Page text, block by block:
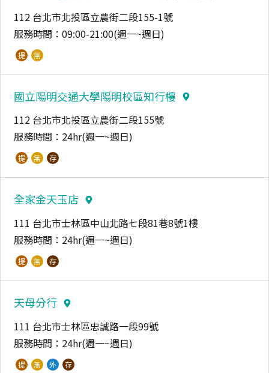
112 台北市北投區立農街二段155-1號
服務時間： 09:00-21:00(週一~週日)
提 無
國立陽明交通大學陽明校區知行樓
112 台北市北投區立農街二段155號
服務時間： 24hr(週一~週日)
提 無 存
全家金天玉店
111 台北市士林區中山北路七段81巷8號1樓
服務時間： 24hr(週一~週日)
提 無 存
天母分行
111 台北市士林區忠誠路一段99號
服務時間： 24hr(週一~週日)
提 無 外 存